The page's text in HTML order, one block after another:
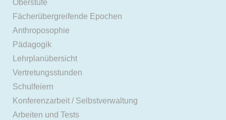
Oberstufe
Fächerübergreifende Epochen
Anthroposophie
Pädagogik
Lehrplanübersicht
Vertretungsstunden
Schulfeiern
Konferenzarbeit / Selbstverwaltung
Arbeiten und Tests